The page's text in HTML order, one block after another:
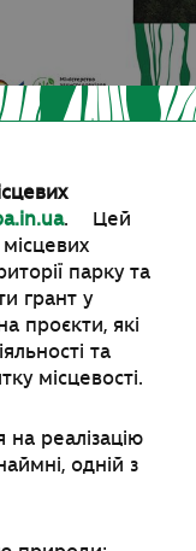
. Цей
парку та
грант у
проєкти, які
та
місцевості.
на реалізацію
одній з